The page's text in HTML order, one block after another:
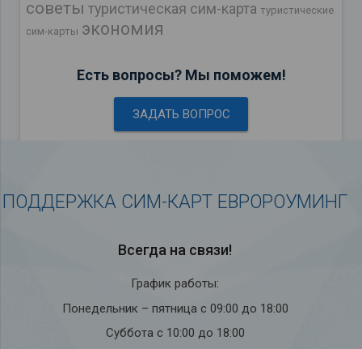
советы туристическая сим-карта туристические
сим-карты экономия
Есть вопросы? Мы поможем!
ЗАДАТЬ ВОПРОС
ПОДДЕРЖКА СИМ-КАРТ ЕВРОРОУМИНГ
Всегда на связи!
График работы:
Понедельник – пятница с 09:00 до 18:00
Суббота с 10:00 до 18:00